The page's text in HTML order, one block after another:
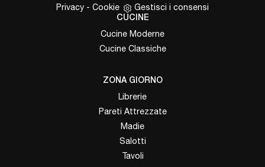
Privacy - Cookie Gestisci i consensi
CUCINE
Cucine Moderne
Cucine Classiche
ZONA GIORNO
Librerie
Pareti Attrezzate
Madie
Salotti
Tavoli